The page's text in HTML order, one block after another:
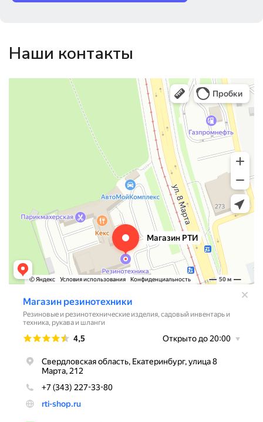
Наши контакты
Магазин резинотехники
Резиновые и резинотехнические изделия в Екатеринбурге
Садовый инвентарь и техника в Екатеринбурге